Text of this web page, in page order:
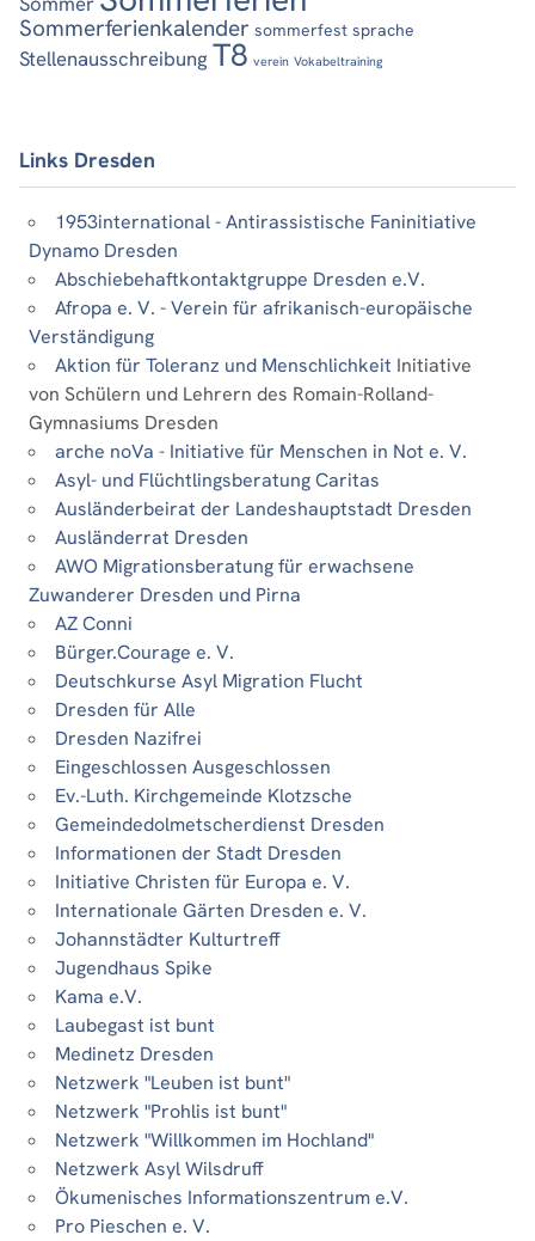
Sommerferienkalender sommerfest sprache
Stellenausschreibung T8 verein Vokabeltraining
Links Dresden
1953international - Antirassistische Faninitiative
Dynamo Dresden
Abschiebehaftkontaktgruppe Dresden e.V.
Afropa e. V. - Verein für afrikanisch-europäische
Verständigung
Aktion für Toleranz und Menschlichkeit Initiative
von Schülern und Lehrern des Romain-Rolland-
Gymnasiums Dresden
arche noVa - Initiative für Menschen in Not e. V.
Asyl- und Flüchtlingsberatung Caritas
Ausländerbeirat der Landeshauptstadt Dresden
Ausländerrat Dresden
AWO Migrationsberatung für erwachsene
Zuwanderer Dresden und Pirna
AZ Conni
Bürger.Courage e. V.
Deutschkurse Asyl Migration Flucht
Dresden für Alle
Dresden Nazifrei
Eingeschlossen Ausgeschlossen
Ev.-Luth. Kirchgemeinde Klotzsche
Gemeindedolmetscherdienst Dresden
Informationen der Stadt Dresden
Initiative Christen für Europa e. V.
Internationale Gärten Dresden e. V.
Johannstädter Kulturtreff
Jugendhaus Spike
Kama e.V.
Laubegast ist bunt
Medinetz Dresden
Netzwerk "Leuben ist bunt"
Netzwerk "Prohlis ist bunt"
Netzwerk "Willkommen im Hochland"
Netzwerk Asyl Wilsdruff
Ökumenisches Informationszentrum e.V.
Pro Pieschen e. V.